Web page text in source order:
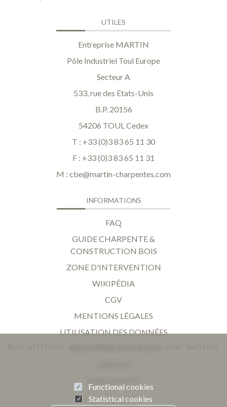
UTILES
Entreprise MARTIN
Pôle Industriel Toul Europe
Secteur A
533, rue des Etats-Unis
B.P. 20156
54206 TOUL Cedex
T : +33 (0)3 83 65 11 30
F : +33 (0)3 83 65 11 31
M : cbe@martin-charpentes.com
INFORMATIONS
FAQ
GUIDE CHARPENTE &
CONSTRUCTION BOIS
ZONE D'INTERVENTION
WIKIPÉDIA
CGV
MENTIONS LÉGALES
UTILISATION DES DONNÉES
Functional cookies
Statistical cookies